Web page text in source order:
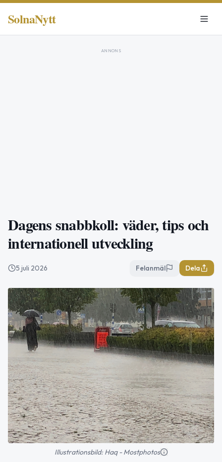
SolnaNytt
ANNONS
Dagens snabbkoll: väder, tips och
internationell utveckling
5 juli 2026 Felanmäl Dela
Illustrationsbild: Haq - Mostphotos